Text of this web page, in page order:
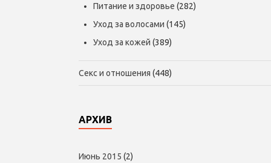
Питание и здоровье (282)
Уход за волосами (145)
Уход за кожей (389)
Секс и отношения (448)
АРХИВ
Июнь 2015 (2)